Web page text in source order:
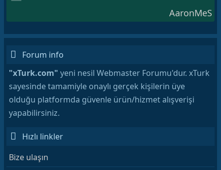
AaronMeS
Forum info
"xTurk.com" yeni nesil Webmaster Forumu'dur. xTurk
sayesinde tamamiyle onaylı gerçek kişilerin üye
olduğu platformda güvenle ürün/hizmet alışverişi
yapabilirsiniz.
Hızlı linkler
Bize ulaşın